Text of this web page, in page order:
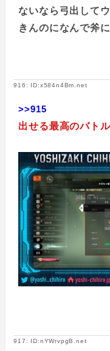
ないなら弓出して
きんのになんで斧
916: ID:x584n4Bm.net
>>915
出せる最高のバト
917: ID:nYWrvpgB.net